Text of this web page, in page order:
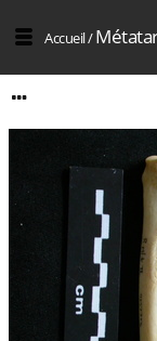
Accueil/